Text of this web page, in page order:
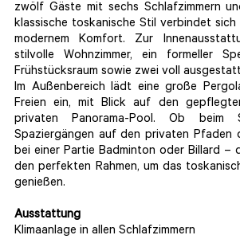
zwölf Gäste mit sechs Schlafzimmern
klassische toskanische Stil verbindet sich
modernem Komfort. Zur
stilvolle Wohnzimmer, ein formeller
Frühstücksraum sowie zwei voll
Im Außenbereich lädt eine große
Freien ein, mit Blick auf den
privaten Panorama-Pool. Ob beim
Spaziergängen auf den privaten Pfaden
bei einer Partie Badminton oder Billard –
den perfekten Rahmen, um das
genießen.
Ausstattung
Klimaanlage in allen Schlafzimmern